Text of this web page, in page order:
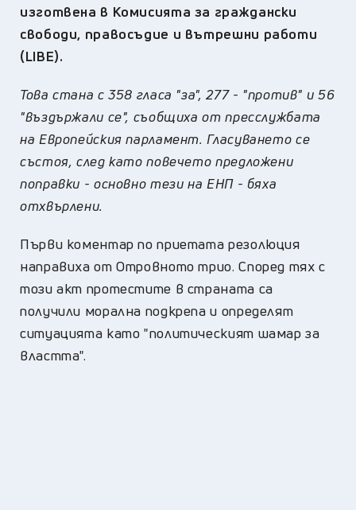
изготвена в Комисията за граждански
свободи, правосъдие и вътрешни работи
(LIBE).
Това стана с 358 гласа "за", 277 - "против" и 56
"въздържали се", съобщиха от пресслужбата
на Европейския парламент. Гласуването се
състоя, след като повечето предложени
поправки - основно тези на ЕНП - бяха
отхвърлени.
Първи коментар по приетата резолюция
направиха от Отровното трио. Според тях с
този акт протестите в страната са
получили морална подкрепа и определят
ситуацията като "политическият шамар за
властта".